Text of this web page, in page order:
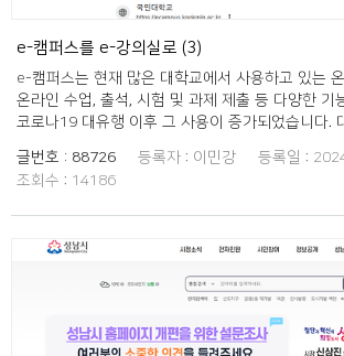
e-캠퍼스를 e-강의실로 (3)
e-캠퍼스는 현재 많은 대학교에서 사용하고 있는
온라인 수업, 출석, 시험 및 과제 제출 등 다양한 기
코로나19 대유행 이후 그 사용이 증가되었습니다.
고 있습니다. e-캠퍼스에서, "캠퍼스"라는 표현은 불
라고 생각합니다. e-캠퍼스를 e-강의실로 다듬으면
면서, 더욱 편리한 표현이 될 수 있다고 생각합니다.
글번호 : 88726 등록자 : 이민강 등록일 :
조회수 : 14186